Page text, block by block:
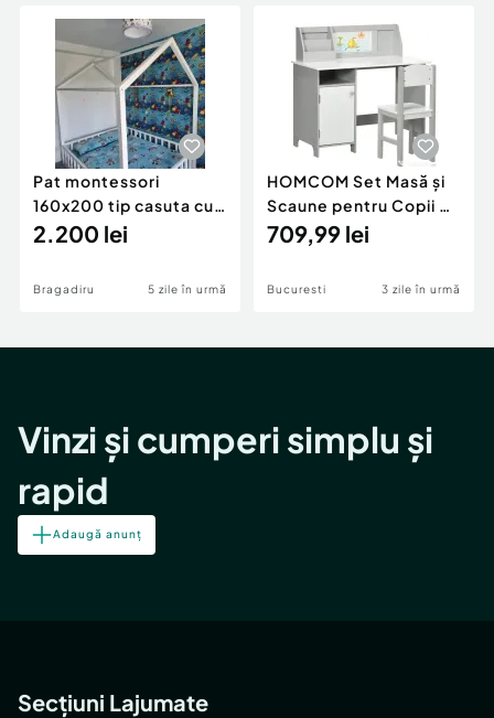
Animale de companie
Afaceri și echipamente profesionale
Inchiriere Bunuri si Vehicule
Utilaje agricole si industriale
Piese auto si accesorii
Dacia Duster
Pat montessori
160x200 tip casuta cu
saltea 160x200
2.200 lei
Bragadiru 5 zile în urmă
HOMCOM Set Masă și
Scaune pentru Copii 5-
8 Ani cu Spațiu de
709,99 lei
Bucuresti 3 zile în urmă
Vinzi și cumperi simplu și
rapid
Adaugă anunț
Secțiuni Lajumate